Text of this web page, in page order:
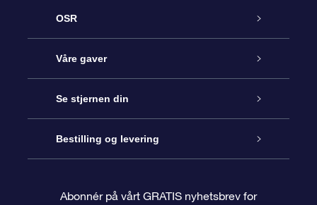
OSR
Kundeservice
Kontakt oss
Bloggen
Våre gaver
Online Stjernegave
OSR Gavepakke
Se stjernen din
Star Register
Bestilling og levering
Abonnér på vårt GRATIS nyhetsbrev for